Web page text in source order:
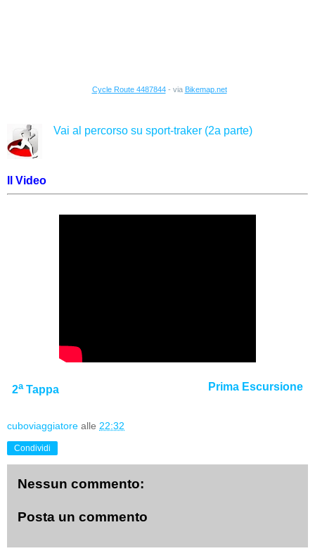
Cycle Route 4487844- via Bikemap.net
Vai al percorso su sport-traker (2a parte)
Il Video
2aTappa Prima Escursione
cuboviaggiatore alle 22:32
Condividi
Nessun commento:
Posta un commento